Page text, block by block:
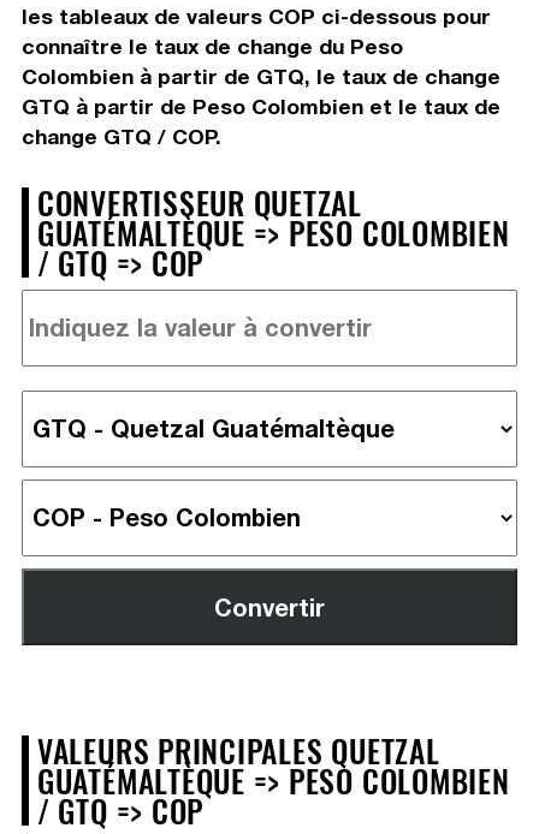
les tableaux de valeurs COP ci-dessous pour
connaître le taux de change du Peso
Colombien à partir de GTQ, le taux de change
GTQ à partir de Peso Colombien et le taux de
change GTQ / COP.
CONVERTISSEUR QUETZAL
GUATÉMALTÈQUE => PESO COLOMBIEN
/ GTQ => COP
VALEURS PRINCIPALES QUETZAL
GUATÉMALTÈQUE => PESO COLOMBIEN
/ GTQ => COP